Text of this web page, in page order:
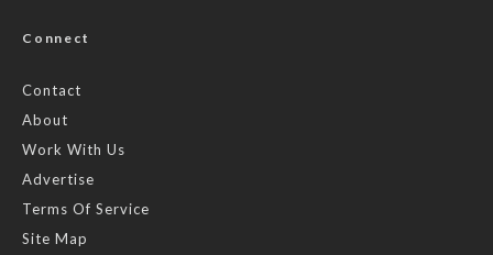
Connect
Contact
About
Work With Us
Advertise
Terms Of Service
Site Map